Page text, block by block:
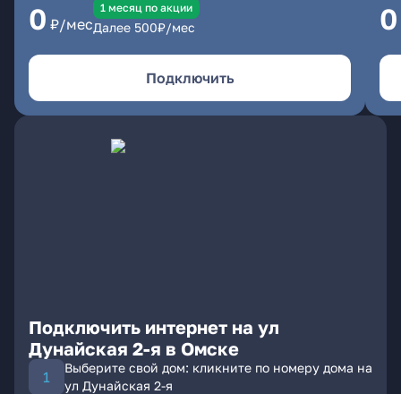
0 ₽/мес
1 месяц по акции
Далее 500₽/мес
Подключить
0
Подключить интернет на ул
Дунайская 2-я в Омске
Выберите свой дом: кликните по номеру дома на
ул Дунайская 2-я